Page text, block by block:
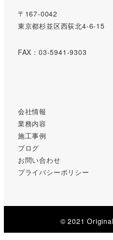
〒167-0042
東京都杉並区西荻北4-6-15
FAX：03-5941-9303
会社情報
業務内容
施工事例
ブログ
お問い合わせ
プライバシーポリシー
© 2021